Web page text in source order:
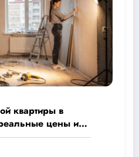
квартиры в
цены и
вам не